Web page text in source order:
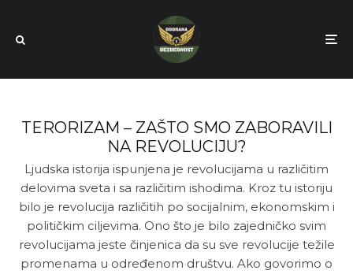
TERORIZAM – ZAŠTO SMO ZABORAVILI
NA REVOLUCIJU?
Ljudska istorija ispunjena je revolucijama u različitim
delovima sveta i sa različitim ishodima. Kroz tu istoriju
bilo je revolucija različitih po socijalnim, ekonomskim i
političkim ciljevima. Ono što je bilo zajedničko svim
revolucijama jeste činjenica da su sve revolucije težile
promenama u određenom društvu. Ako govorimo o